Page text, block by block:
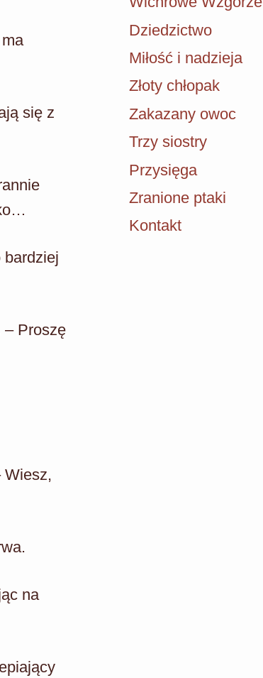
się z
bardziej
– Proszę
Wiesz,
na
Dziedzictwo
Miłość i nadzieja
Złoty chłopak
Zakazany owoc
Trzy siostry
Przysięga
Zranione ptaki
Kontakt